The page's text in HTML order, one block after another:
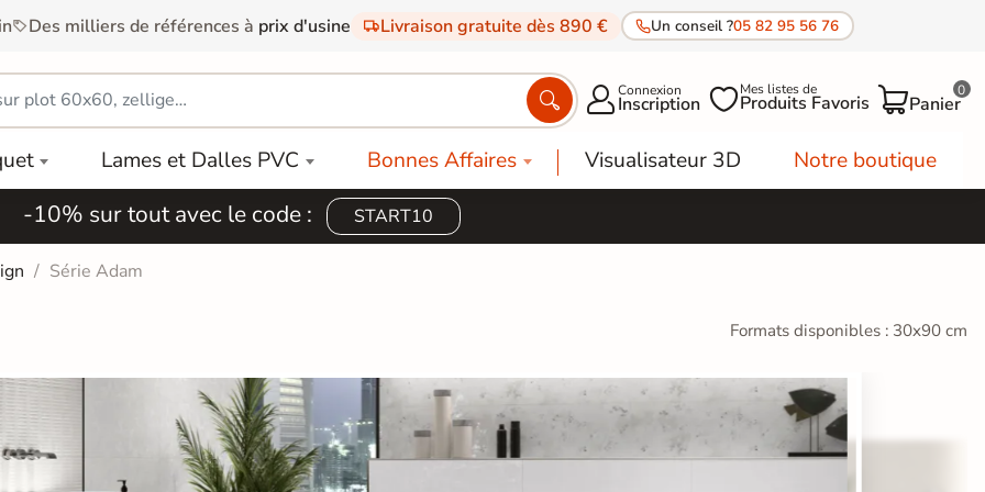
Des milliers de références à prix d'usine Livraison gratuite dès 890 € Un conseil ?05 82 95 56 76
 Connexion
Inscription Mes listes de
Produits Favoris Panier
0
Lames et Dalles PVC Bonnes Affaires Visualisateur 3D Notre boutique
-10% sur tout avec le code : START10
Série Adam
Formats disponibles : 30x90 cm